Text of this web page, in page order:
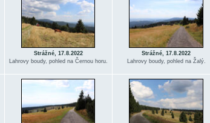
Strážné, 17.8.2022
Lahrovy boudy, pohled na Černou horu.
Strážné, 17.8.2022
Lahrovy boudy, pohled na Žalý.